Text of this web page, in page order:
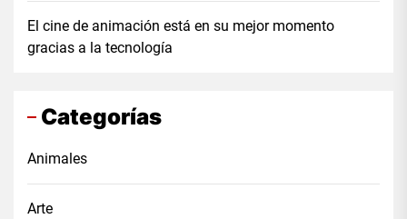
El cine de animación está en su mejor momento
gracias a la tecnología
Categorías
Animales
Arte